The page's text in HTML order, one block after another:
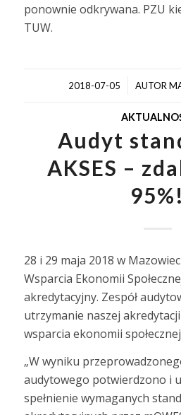
ponownie odkrywana. PZU
TUW.
2018-07-05
/ AUTOR
Audyt
AKSES –
95%!
28 i 29 maja 2018 w
Wsparcia Ekonomii
akredytacyjny. Zespół
utrzymanie naszej
wsparcia ekonomii
„W wyniku
audytowego potwierdzono i
spełnienie wymaganych